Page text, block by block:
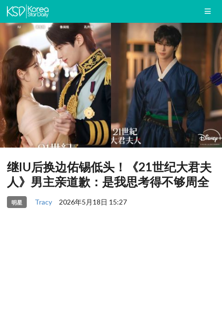
继IU后换边佑锡低头！《21世纪大君夫
人》男主亲道歉：是我思考得不够周全
明星 Tracy 2026年5月18日 15:27